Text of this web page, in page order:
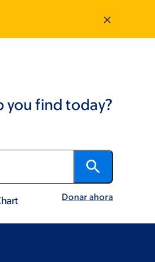
you find today?
Donar ahora